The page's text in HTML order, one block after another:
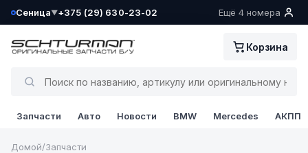
Сеница▼
Ваш склад определён как:
+375 (29) 630-23-02 Ещё 4 номера
Корзина
Запчасти Авто Новости BMW Mercedes АКПП
Домой/Запчасти